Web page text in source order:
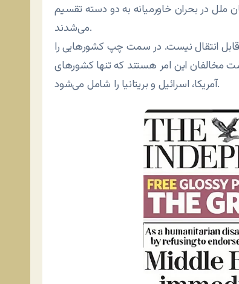
ملل در بحران خاورمیانه به دو دسته تقسیم
می‌شدند.
انتقال نیست. در سمت چپ کشورهایی را
مخالفان این امر هستند که تنها کشورهای
آمریکا، اسرائیل و بریتانیا را شامل می‌شود.